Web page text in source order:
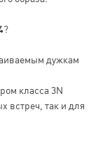
?
дужкам
класса 3N
встреч, так и для